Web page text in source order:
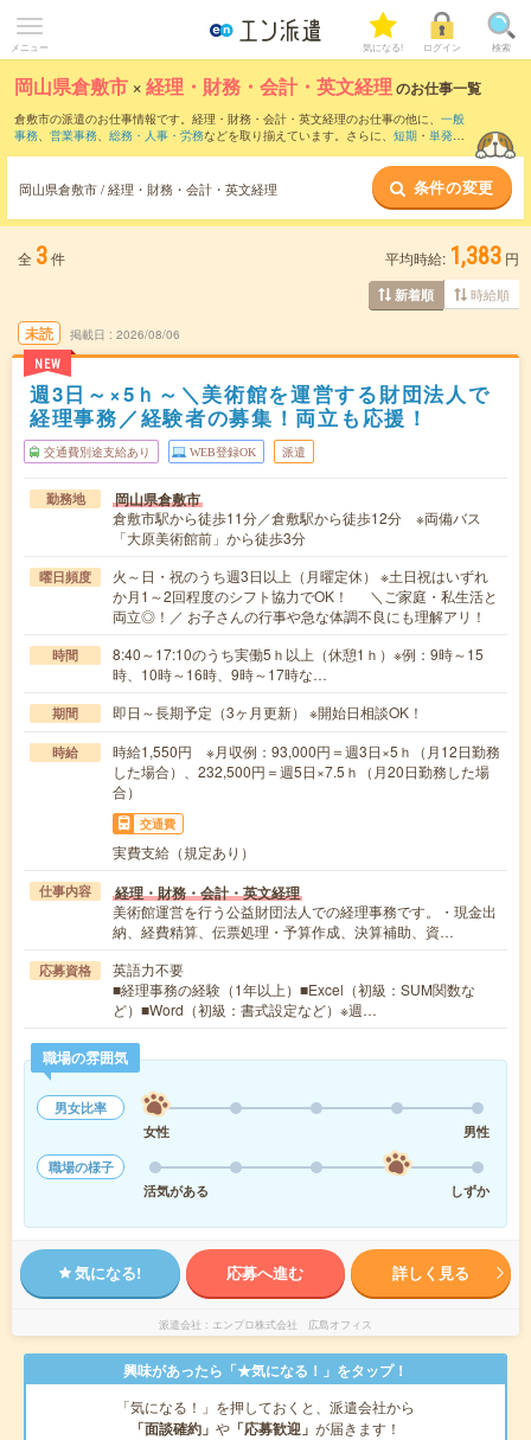
メニュー 気になる! ログイン 検索
岡山県倉敷市 ×経理・財務・会計・英文経理 のお仕事一覧
倉敷市の派遣のお仕事情報です。経理・財務・会計・英文経理のお仕事の他に、 一般
事務、 営業事務、 総務・人事・労務などを取り揃えています。さらに、 短期 ・ 単発な
岡山県倉敷市 / 経理・財務・会計・英文経理 条件の変更
全 3件 平均時給: 1,383 円
新着順 時給順
未読
NEW
掲載日 2026/08/06
週3日～×5ｈ～＼美術館を運営する財団法人で
経理事務／経験者の募集！両立も応援！
交通費別途支給あり WEB登録OK 派遣
勤務地 岡山県倉敷市
倉敷市駅から徒歩11分／倉敷駅から徒歩12分 ※両備バス
「大原美術館前」から徒歩3分
曜日頻度
火～日・祝のうち週3日以上（月曜定休） ※土日祝はいずれ
か月1～2回程度のシフト協力でOK！ ＼ご家庭・私生活と
両立◎！／ お子さんの行事や急な体調不良にも理解アリ！
時間
8:40～17:10のうち実働5ｈ以上（休憩1ｈ）※例：9時～15
時、10時～16時、9時～17時な…
期間 即日～長期予定（3ヶ月更新） ※開始日相談OK！
時給
時給1,550円 ※月収例：93,000円＝週3日×5ｈ（月12日勤務
した場合）、232,500円＝週5日×7.5ｈ（月20日勤務した場
合）
交通費
実費支給（規定あり）
仕事内容 経理・財務・会計・英文経理
美術館運営を行う公益財団法人での経理事務です。・現金出
納、経費精算、伝票処理・予算作成、決算補助、資…
応募資格
英語力不要
■経理事務の経験（1年以上）■Excel（初級：SUM関数な
ど）■Word（初級：書式設定など）※週…
職場の雰囲気
男女比率
女性
男性
職場の様子
活気がある
しずか
気になる! 応募へ進む 詳しく見る
派遣会社 エンプロ株式会社 広島オフィス
興味があったら「★気になる！」をタップ！
「気になる！」を押しておくと、派遣会社から
「面談確約」 や 「応募歓迎」 が届きます！